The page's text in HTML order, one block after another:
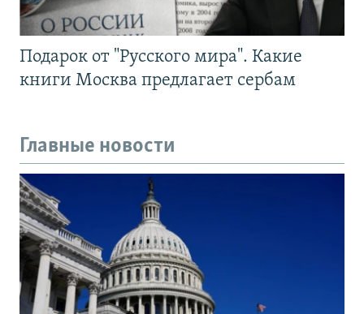
Подарок от "Русского мира". Какие
книги Москва предлагает сербам
Главные новости